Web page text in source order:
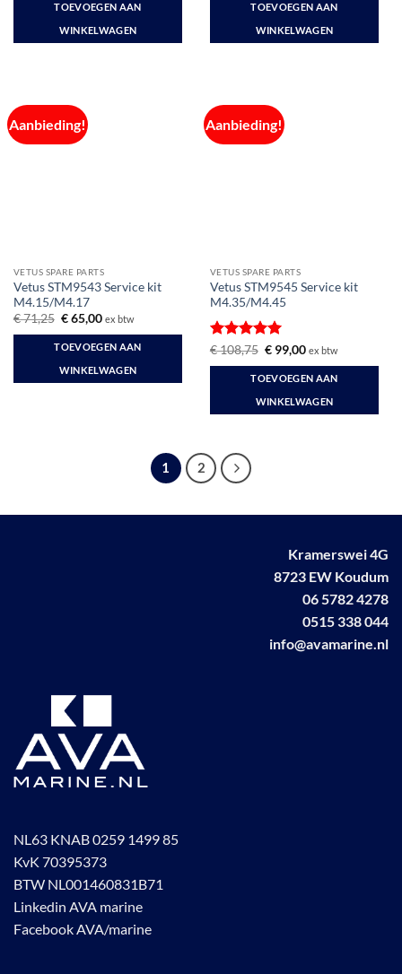
€ 71,25.€ 65,00.
TOEVOEGEN AAN
WINKELWAGEN
€ 71,25.€ 65,00.
TOEVOEGEN AAN
WINKELWAGEN
Aanbieding!
VETUS SPARE PARTS
Vetus STM9543 Service kit
M4.15/M4.17
€71,25 Oorspronkelijke
was:
€ 71,25.
€65,00Huidige
is:
€ 65,00.
ex btw
TOEVOEGEN AAN
WINKELWAGEN
Aanbieding!
VETUS SPARE PARTS
Vetus STM9545 Service kit
M4.35/M4.45
Gewaardeerd
5uit 5
€108,75 Oorspronkelijke
was:
€ 108,75.
€99,00Huidige
is:
€ 99,00.
ex btw
TOEVOEGEN AAN
WINKELWAGEN
1 2
Kramerswei 4G
8723 EW Koudum
06 5782 4278
0515 338 044
info@avamarine.nl
NL63 KNAB 0259 1499 85
KvK 70395373
BTW NL001460831B71
Linkedin AVA marine
Facebook AVA/marine